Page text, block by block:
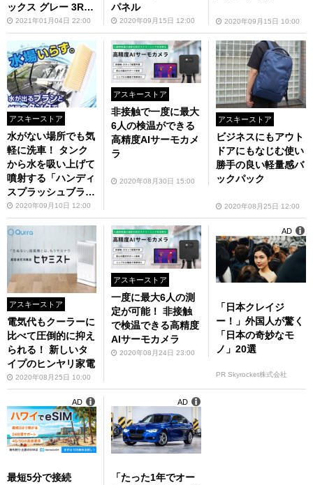
ックス グレー 3R-S
LB01GY」が3990
円
2021年01月04日 22:00
パネル
2020年09月15日 12:00 2020年09月15日 10:00
アスキーストア
水がない場所でも気
軽に洗車！ タンク
から水を吸い上げて
噴射する「ハンディ
スプラッシュブラ
シ」2020年09月10日 12:00
アスキーストア
非接触で一度に最大
6人の検温ができる
高精度AIサーモカメ
ラ
2020年08月30日 15:00
アスキーストア
ビジネスにもアウト
ドアにもなじむ使い
勝手の良い軽量感バ
ックパック
2020年08月25日 12:00
アスキーストア
電気代もクーラーに
比べて圧倒的に抑え
られる！ 新しいタ
イプのヒンヤリ家電
2020年08月25日 10:00
アスキーストア
一度に最大6人の測
定が可能！ 非接触
で検温できる高精度
AIサーモカメラ
2020年08月24日 23:00
「日本クレイジ
ー！」外国人が驚く
「日本の奇妙なモ
ノ」20選
PR Skyrocket株式会社
AD
最短5分で接続
AD
「たった1年でオー
AD